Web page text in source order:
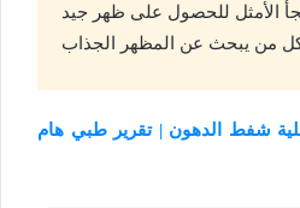
الأمثل للحصول على ظهر جيد
من يبحث عن المظهر الجذاب
شفط الدهون | تقرير طبي هام